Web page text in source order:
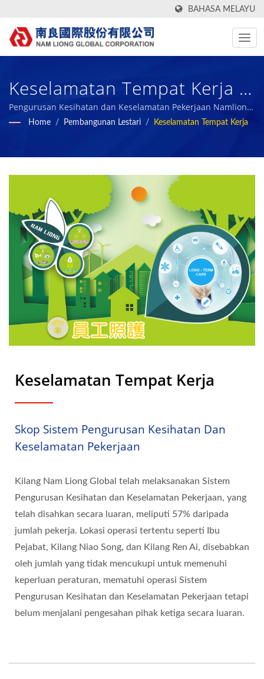
BAHASA MELAYU
Keselamatan Tempat Kerja /
Pengeluar Kain Tekstil Hijau,
Tinggi & Bahan Komposit
Foam Sejak 1972 | Nam
Liong
Pengurusan Kesihatan dan Keselamatan Pekerjaan Namliong
GlobalHome / Pembangunan Lestari / Keselamatan Tempat Kerja
Keselamatan Tempat Kerja
Skop Sistem Pengurusan Kesihatan Dan
Keselamatan Pekerjaan
Kilang Nam Liong Global telah melaksanakan Sistem
Pengurusan Kesihatan dan Keselamatan Pekerjaan, yang
telah disahkan secara luaran, meliputi 57% daripada
jumlah pekerja. Lokasi operasi tertentu seperti Ibu
Pejabat, Kilang Niao Song, dan Kilang Ren Ai, disebabkan
oleh jumlah yang tidak mencukupi untuk memenuhi
keperluan peraturan, mematuhi operasi Sistem
Pengurusan Kesihatan dan Keselamatan Pekerjaan tetapi
belum menjalani pengesahan pihak ketiga secara luaran.